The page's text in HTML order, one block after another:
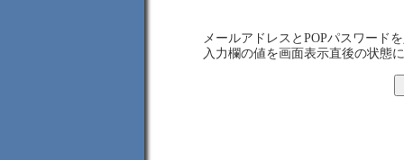
メールアドレスとPOPパスワード
入力欄の値を画面表示直後の状態